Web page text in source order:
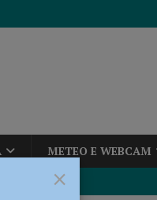
METEO E WEBCAM
×